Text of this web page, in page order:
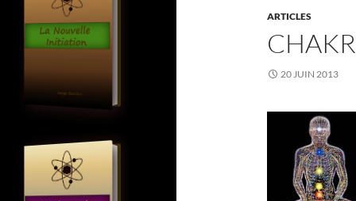
ARTICLES
20 JUIN 2013